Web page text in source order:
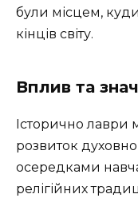
були місцем,
кінців світу.
Вплив та
Історично
розвиток
осередками
релігійних